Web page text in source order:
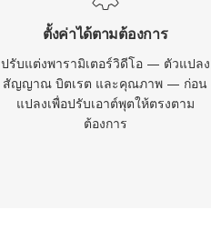
ตั้งค่าได้ตามต้องการ
ปรับแต่งพารามิเตอร์วิดีโอ — ตัวแปลง
สัญญาณ บิตเรต และคุณภาพ — ก่อน
แปลงเพื่อปรับเอาต์พุตให้ตรงตาม
ต้องการ